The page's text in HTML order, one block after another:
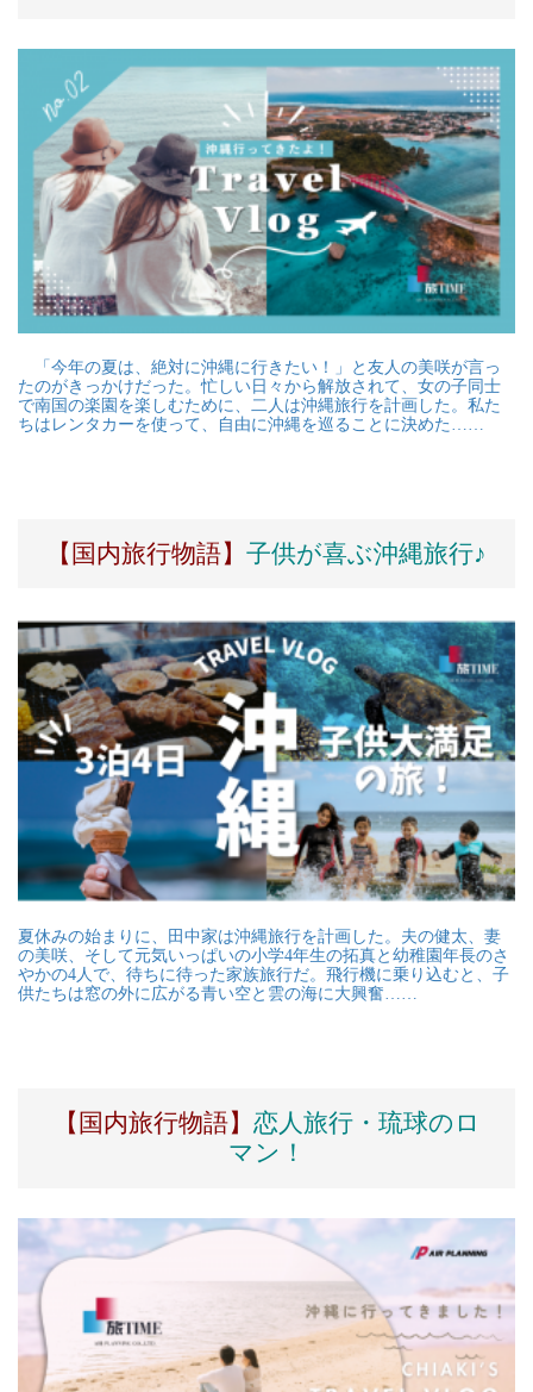
「今年の夏は、絶対に沖縄に行きたい！」と友人の美咲が言っ
たのがきっかけだった。忙しい日々から解放されて、女の子同士
で南国の楽園を楽しむために、二人は沖縄旅行を計画した。私た
ちはレンタカーを使って、自由に沖縄を巡ることに決めた……
【国内旅行物語】 子供が喜ぶ沖縄旅行♪
夏休みの始まりに、田中家は沖縄旅行を計画した。夫の健太、妻
の美咲、そして元気いっぱいの小学4年生の拓真と幼稚園年長のさ
やかの4人で、待ちに待った家族旅行だ。飛行機に乗り込むと、子
供たちは窓の外に広がる青い空と雲の海に大興奮……
【国内旅行物語】 恋人旅行・琉球のロ
マン！